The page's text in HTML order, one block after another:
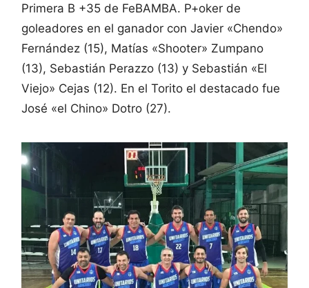
Primera B +35 de FeBAMBA. P+oker de
goleadores en el ganador con Javier «Chendo»
Fernández (15), Matías «Shooter» Zumpano
(13), Sebastián Perazzo (13) y Sebastián «El
Viejo» Cejas (12). En el Torito el destacado fue
José «el Chino» Dotro (27).